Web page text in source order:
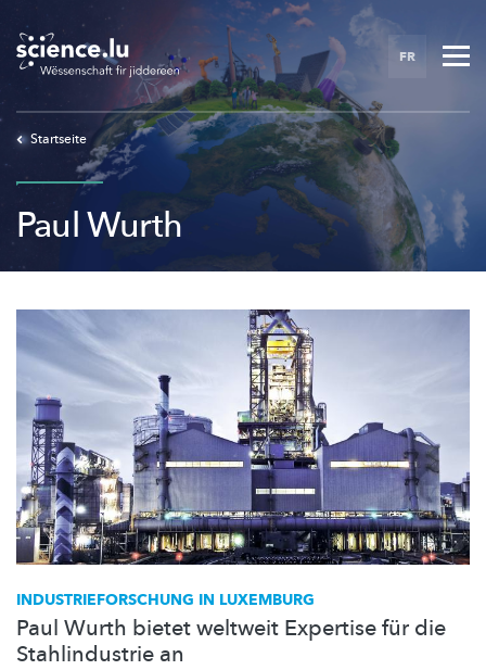
main
content
FR
Startseite
Paul Wurth
INDUSTRIEFORSCHUNG IN LUXEMBURG
Paul Wurth bietet weltweit Expertise für die
Stahlindustrie an